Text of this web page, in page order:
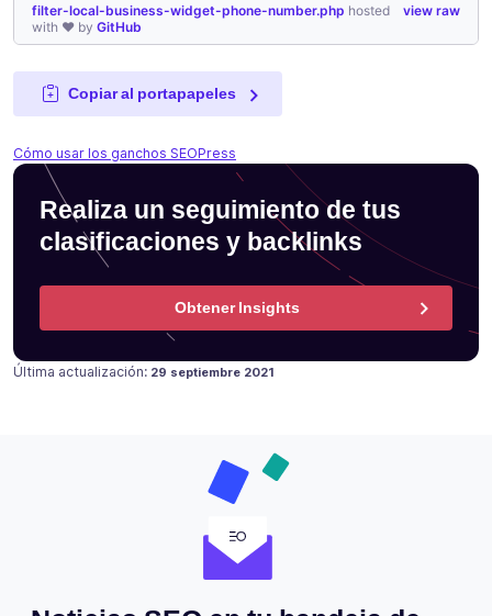
view raw
filter-local-business-widget-phone-number.php hosted
with ❤ by GitHub
Copiar al portapapeles
Cómo usar los ganchos SEOPress
Realiza un seguimiento de tus
clasificaciones y backlinks
Obtener Insights
Última actualización: Publicado en
17 julio 2021
29 septiembre 2021